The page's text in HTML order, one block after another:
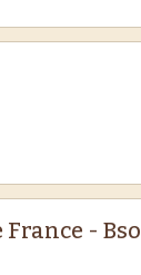
- Bso